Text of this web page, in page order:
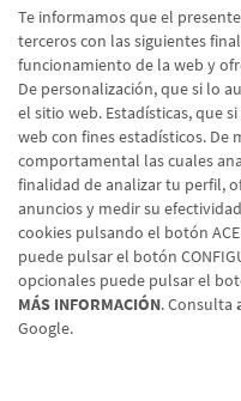
Te informamos que el
terceros con las siguientes
funcionamiento de la web y
De personalización, que si lo
el sitio web. Estadísticas, que
web con fines estadísticos. De
comportamental las cuales
finalidad de analizar tu perfil,
anuncios y medir su
cookies pulsando el botón
puede pulsar el botón
opcionales puede pulsar el
MÁS INFORMACIÓN. Consulta
Google.
Aviso legal